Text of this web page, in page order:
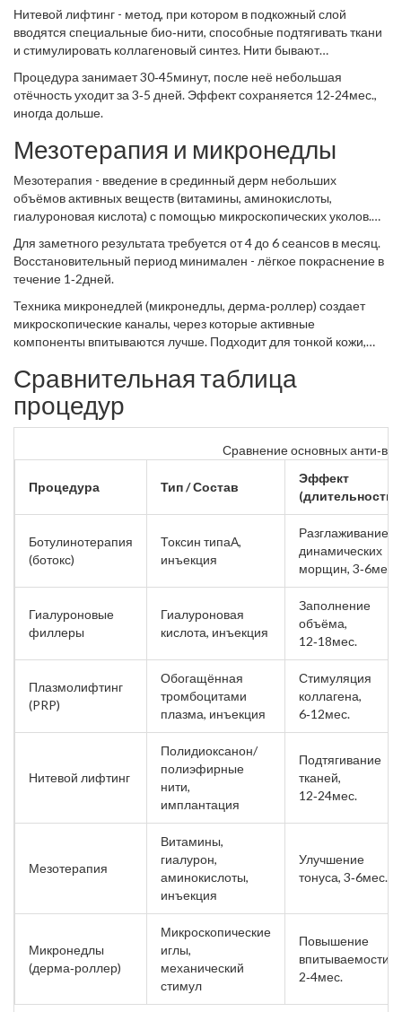
Нитевой лифтинг - метод, при котором в подкожный слой
вводятся специальные био‑нити, способные подтягивать ткани
и стимулировать коллагеновый синтез. Нити бывают
(полиэфирные) - обе дают эффект подтягивания.
Процедура занимает 30‑45минут, после неё небольшая
отёчность уходит за 3‑5 дней. Эффект сохраняется 12‑24мес.,
иногда дольше.
Мезотерапия и микронедлы
Мезотерапия - введение в срединный дерм небольших
объёмов активных веществ (витамины, аминокислоты,
гиалуроновая кислота) с помощью микроскопических уколов.
эластичность.
Для заметного результата требуется от 4 до 6 сеансов в месяц.
Восстановительный период минимален - лёгкое покраснение в
течение 1‑2дней.
Техника микронедлей (микронедлы, дерма‑роллер) создает
микроскопические каналы, через которые активные
компоненты впитываются лучше. Подходит для тонкой кожи,
Сравнительная таблица
процедур
Сравнение основных
Процедура Тип / Состав
Эффект
(длительность)
Ботулинотерапия
(ботокс)
Токсин типаА,
инъекция
Разглаживание
динамических
морщин, 3‑6мес.
Гиалуроновые
филлеры
Гиалуроновая
кислота, инъекция
Заполнение
объёма,
12‑18мес.
Плазмолифтинг
(PRP)
Обогащённая
тромбоцитами
плазма, инъекция
Стимуляция
коллагена,
6‑12мес.
Нитевой лифтинг
Полидиоксанон/
полиэфирные
нити,
имплантация
Подтягивание
тканей,
12‑24мес.
Мезотерапия
Витамины,
гиалурон,
аминокислоты,
инъекция
Улучшение
тонуса, 3‑6мес.
Микронедлы
(дерма‑роллер)
Микроскопические
иглы,
механический
стимул
Повышение
впитываемости,
2‑4мес.